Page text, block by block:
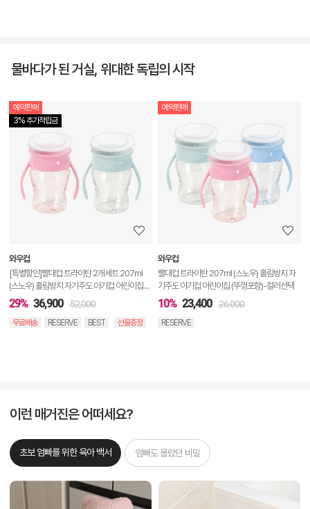
물바다가 된 거실, 위대한 독립의 시작
3% 추가적립금
예약판매
상
기
와우컵
[특별할인]빨대컵 트라이탄 2개세트 207ml
(스노우) 흘림방지 자기주도 아기컵 어린이집
(뚜껑포함)
29% 36,900 52,000
무료배송 RESERVE BEST 선물증정
예약판매
와우컵
빨대컵 트라이탄 207ml (스노우) 흘림방지 자
기주도 아기컵 어린이집 (뚜껑포함)-컬러선택
10% 23,400 26,000
RESERVE
이런 매거진은 어떠세요?
초보 엄빠를 위한 육아 백서 엄빠도 몰랐던 비밀